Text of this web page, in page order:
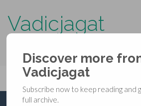
Vadicjagat
Primary
Menu
content
Vadicjagat
Discover more
Vadicjagat
Subscribe now to keep reading and
full archive.